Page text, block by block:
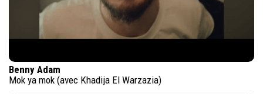
Benny Adam
Mok ya mok (avec Khadija El Warzazia)